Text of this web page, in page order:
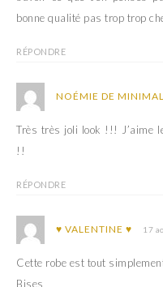
bonne qualité pas trop trop
RÉPONDRE
NOÉMIE DE
Très très joli look !!! J’aime
!!
RÉPONDRE
♥ VALENTINE ♥ 17
Cette robe est tout
Bises